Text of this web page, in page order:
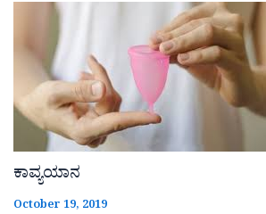
ಕಾವ್ಯಯಾನ
October 19, 2019